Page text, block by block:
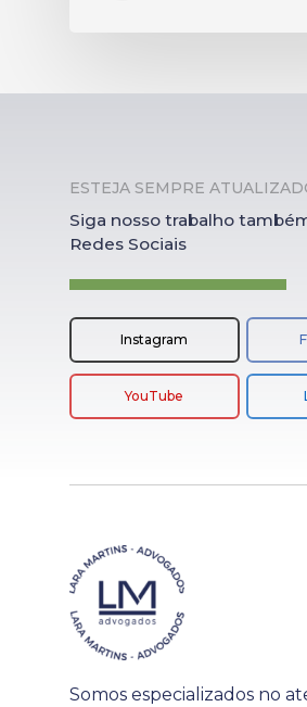
ESTEJA SEMPRE
Siga nosso trabalho
Redes Sociais
Instagram
YouTube
Somos especializados no